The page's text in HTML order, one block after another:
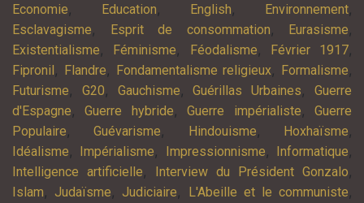
Economie, Education, English, Environnement,
Esclavagisme, Esprit de consommation, Eurasisme,
Existentialisme, Féminisme, Féodalisme, Février 1917,
Fipronil , Flandre, Fondamentalisme religieux, Formalisme,
Futurisme, G20, Gauchisme,Guérillas Urbaines,Guerre
d'Espagne,Guerre hybride,Guerre impérialiste,Guerre
Populaire,Guévarisme, Hindouisme, Hoxhaïsme,
Idéalisme, Impérialisme, Impressionnisme, Informatique,
Intelligence artificielle, Interview du Président Gonzalo,
Islam, Judaïsme, Judiciaire, L'Abeille et le communiste,